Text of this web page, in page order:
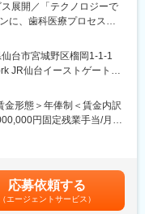
ます。
発経験を活かしてアプリ
だきます。
。
可能
信／交通）を支える人材
テムを通して解決を図る
展開／「テクノロジーで
に、歯科医療プロセスの
ョンへの共感を重視しま
業活動を通じ、歯科医院
療体験の変革を推進して
台市宮城野区榴岡1-1-1
ビ
金形態＞年俸制＜賃金内訳
円固定残業手当/月：
験、能力に応じて決定■昇
の金額であり、選考を通
月額)は固定手当を含めた表
応募依頼する
（エージェントサービス）